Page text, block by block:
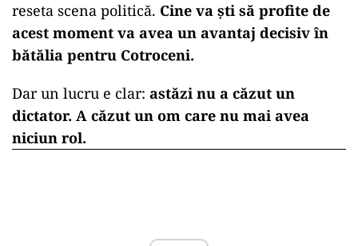
reseta scena politică. Cine va ști să profite de
acest moment va avea un avantaj decisiv în
bătălia pentru Cotroceni.
Dar un lucru e clar: astăzi nu a căzut un
dictator. A căzut un om care nu mai avea
niciun rol.